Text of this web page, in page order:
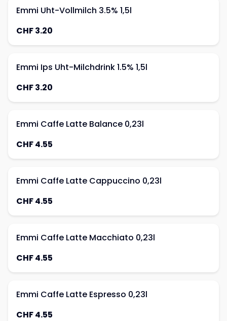
Emmi Uht-Vollmilch 3.5% 1,5l
CHF 3.20
Emmi Ips Uht-Milchdrink 1.5% 1,5l
CHF 3.20
Emmi Caffe Latte Balance 0,23l
CHF 4.55
Emmi Caffe Latte Cappuccino 0,23l
CHF 4.55
Emmi Caffe Latte Macchiato 0,23l
CHF 4.55
Emmi Caffe Latte Espresso 0,23l
CHF 4.55